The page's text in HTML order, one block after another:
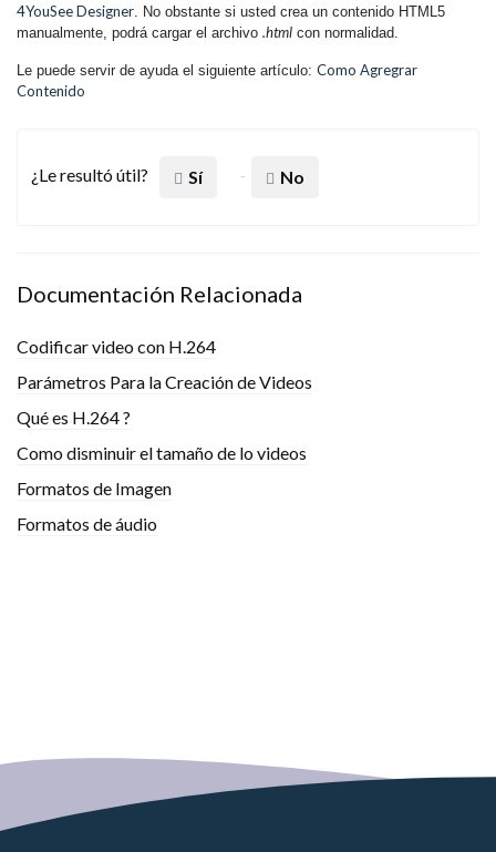
4YouSee Designer . No obstante si usted crea un contenido HTML5
manualmente, podrá cargar el archivo .html con normalidad.
Le puede servir de ayuda el siguiente artículo: Como Agregrar
Contenido
¿Le resultó útil? Sí No
Documentación Relacionada
Codificar video con H.264
Parámetros Para la Creación de Videos
Qué es H.264 ?
Como disminuir el tamaño de lo videos
Formatos de Imagen
Formatos de áudio